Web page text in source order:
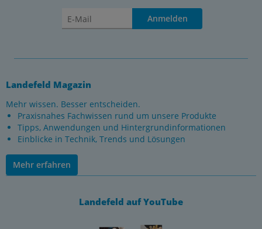
Anmelden
Landefeld Magazin
Mehr wissen. Besser entscheiden.
Praxisnahes Fachwissen rund um unsere Produkte
Tipps, Anwendungen und Hintergrundinformationen
Einblicke in Technik, Trends und Lösungen
Mehr erfahren
Landefeld auf YouTube